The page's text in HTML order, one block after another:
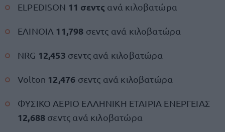
ELPEDISON 11 σεντς ανά κιλοβατώρα
ΕΛΙΝΟΙΛ 11,798 σεντς ανά κιλοβατώρα
NRG 12,453 σεντς ανά κιλοβατώρα
Volton 12,476 σεντς ανά κιλοβατώρα
ΦΥΣΙΚΟ ΑΕΡΙΟ ΕΛΛΗΝΙΚΗ ΕΤΑΙΡΙΑ ΕΝΕΡΓΕΙΑΣ
12,688 σεντς ανά κιλοβατώρα